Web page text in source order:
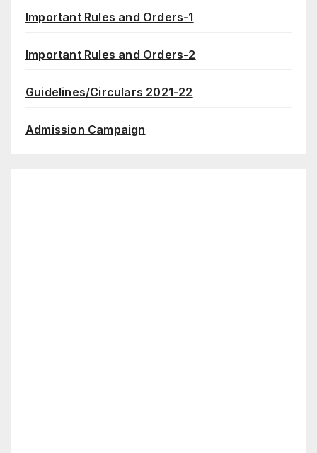
Important Rules and Orders-1
Important Rules and Orders-2
Guidelines/Circulars 2021-22
Admission Campaign